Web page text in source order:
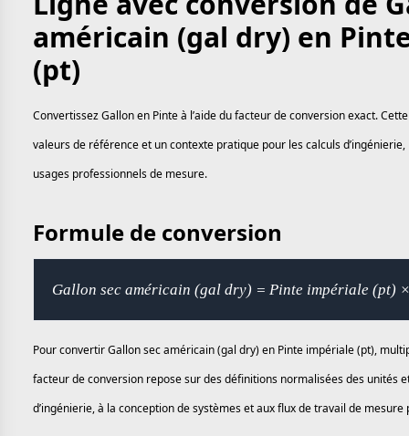
américain (gal dry) en
(pt)
Convertissez Gallon en Pinte à l’aide du facteur de conversion exact.
valeurs de référence et un contexte pratique pour les calculs
usages professionnels de mesure.
Formule de conversion
Gallon sec américain (gal dry) = Pinte impériale (pt)
Pour convertir Gallon sec américain (gal dry) en Pinte impériale (pt),
facteur de conversion repose sur des définitions normalisées des unités
d’ingénierie, à la conception de systèmes et aux flux de travail de mesure